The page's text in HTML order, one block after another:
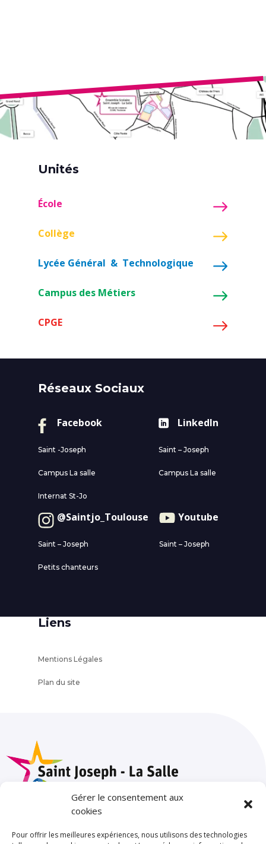
Gérer le consentement aux
cookies
Pour offrir les meilleures expériences, nous utilisons des technologies
SAINT JOSEPH – LA
Unités
École
Collège
Lycée Général & Technologique
Campus des Métiers
CPGE
Réseaux Sociaux
Facebook
Saint -Joseph
Campus La salle
Internat St-Jo
LinkedIn
Saint – Joseph
Campus La salle
@Saintjo_Toulouse
Saint – Joseph
Petits chanteurs
Youtube
Saint – Joseph
Liens
Mentions Légales
Plan du site